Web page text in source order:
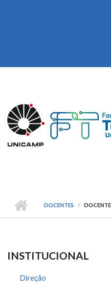
DOCENTES
INSTITUCIONAL
Direção